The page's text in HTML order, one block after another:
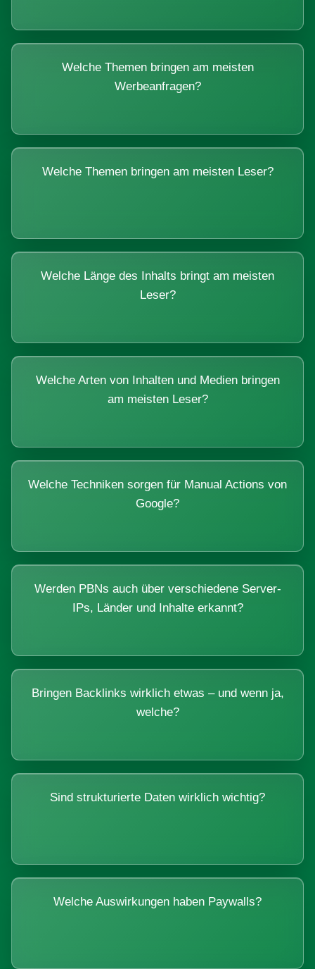
Welche Themen bringen am meisten
Werbeanfragen?
Welche Themen bringen am meisten Leser?
Welche Länge des Inhalts bringt am meisten
Leser?
Welche Arten von Inhalten und Medien bringen
am meisten Leser?
Welche Techniken sorgen für Manual Actions von
Google?
Werden PBNs auch über verschiedene Server-
IPs, Länder und Inhalte erkannt?
Bringen Backlinks wirklich etwas – und wenn ja,
welche?
Sind strukturierte Daten wirklich wichtig?
Welche Auswirkungen haben Paywalls?